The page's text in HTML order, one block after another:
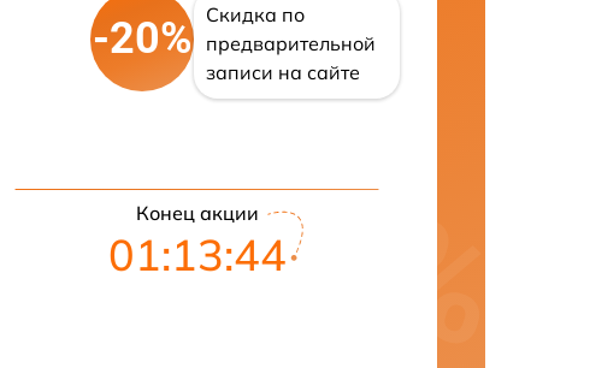
-20%
Скидка по
предварительной
записи на сайте
Конец акции
01:13:43